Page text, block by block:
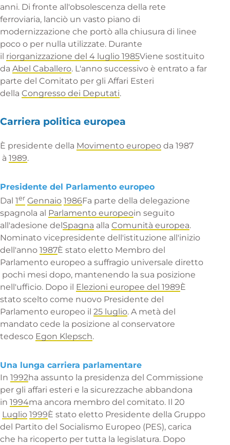
anni. Di fronte all'obsolescenza della rete
ferroviaria, lanciò un vasto piano di
modernizzazione che portò alla chiusura di linee
poco o per nulla utilizzate. Durante
il riorganizzazione del 4 luglio 1985Viene sostituito
da Abel Caballero. L'anno successivo è entrato a far
parte del Comitato per gli Affari Esteri
della Congresso dei Deputati.
Carriera politica europea
È presidente della Movimento europeo da 1987
à 1989.
Presidente del Parlamento europeo
Dal 1er Gennaio 1986Fa parte della delegazione
spagnola al Parlamento europeoin seguito
all'adesione del Spagna alla Comunità europea.
Nominato vicepresidente dell'istituzione all'inizio
dell'anno 1987È stato eletto Membro del
Parlamento europeo a suffragio universale diretto
pochi mesi dopo, mantenendo la sua posizione
nell'ufficio. Dopo il Elezioni europee del 1989È
stato scelto come nuovo Presidente del
Parlamento europeo il 25 luglio. A metà del
mandato cede la posizione al conservatore
tedesco Egon Klepsch.
Una lunga carriera parlamentare
In 1992ha assunto la presidenza del Commissione
per gli affari esteri e la sicurezzache abbandona
in 1994ma ancora membro del comitato. Il 20
Luglio 1999È stato eletto Presidente della Gruppo
del Partito del Socialismo Europeo (PES), carica
che ha ricoperto per tutta la legislatura. Dopo